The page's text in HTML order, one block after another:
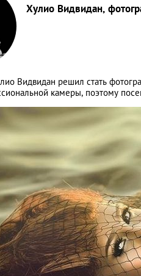
Хулио Видвидан,
Видвидан решил стать
камеры, поэтому